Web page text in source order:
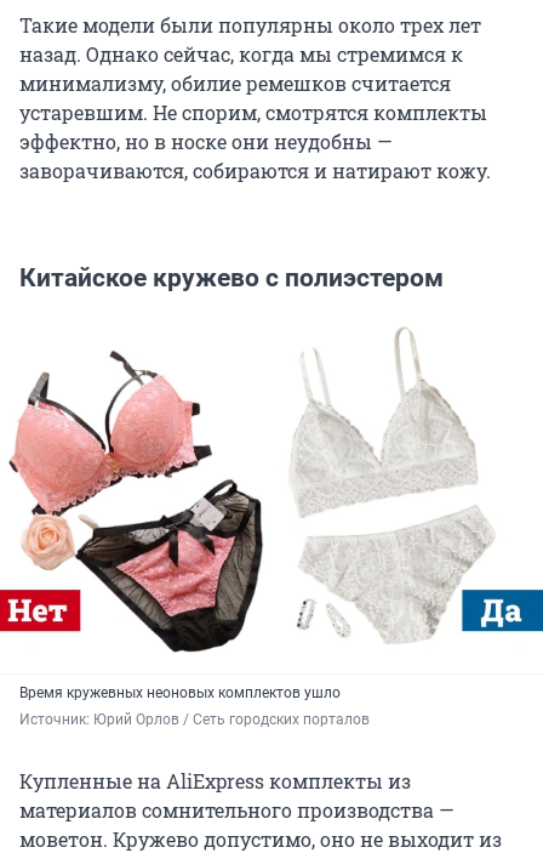
Такие модели были популярны около трех лет
назад. Однако сейчас, когда мы стремимся к
минимализму, обилие ремешков считается
устаревшим. Не спорим, смотрятся комплекты
эффектно, но в носке они неудобны —
заворачиваются, собираются и натирают кожу.
Китайское кружево с полиэстером
Время кружевных неоновых комплектов ушло
Источник: Юрий Орлов / Сеть городских порталов
Купленные на AliExpress комплекты из
материалов сомнительного производства —
моветон. Кружево допустимо, оно не выходит из